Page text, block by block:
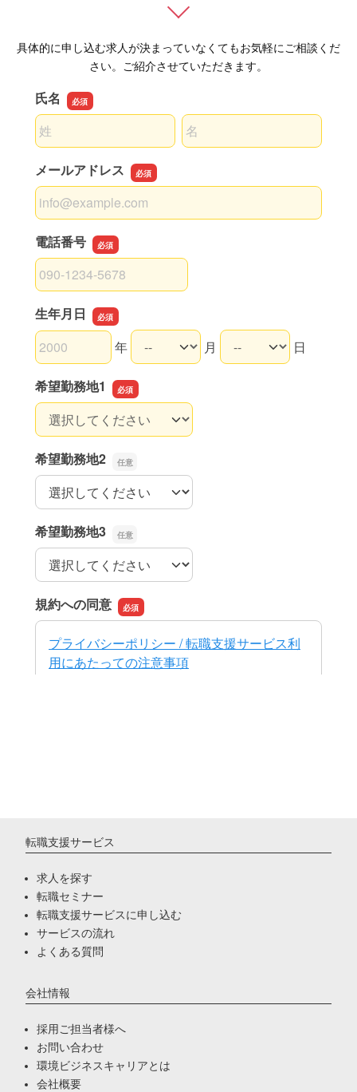
具体的に申し込む求人が決まっていなくてもお気軽にご相談くだ
さい。ご紹介させていただきます。
転職支援サービス
求人を探す
転職セミナー
転職支援サービスに申し込む
サービスの流れ
よくある質問
会社情報
採用ご担当者様へ
お問い合わせ
環境ビジネスキャリアとは
会社概要